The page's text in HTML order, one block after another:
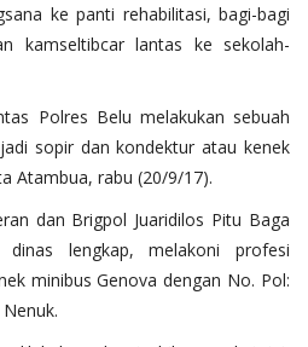
ke panti rehabilitasi, bagi-bagi
kamseltibcar lantas ke sekolah-
Polres Belu melakukan sebuah
sopir dan kondektur atau kenek
Atambua, rabu (20/9/17).
dan Brigpol Juaridilos Pitu Baga
dinas lengkap, melakoni profesi
minibus Genova dengan No. Pol: